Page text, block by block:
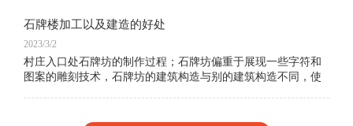
石牌楼加工以及建造的好处
2023/3/2
村庄入口处石牌坊的制作过程；石牌坊偏重于展现一些字符和
图案的雕刻技术，石牌坊的建筑构造与别的建筑构造不同，使